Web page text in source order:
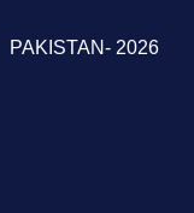
2026